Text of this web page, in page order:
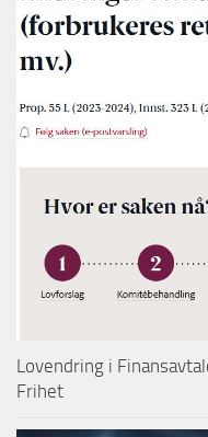
Lovendring i
Frihet